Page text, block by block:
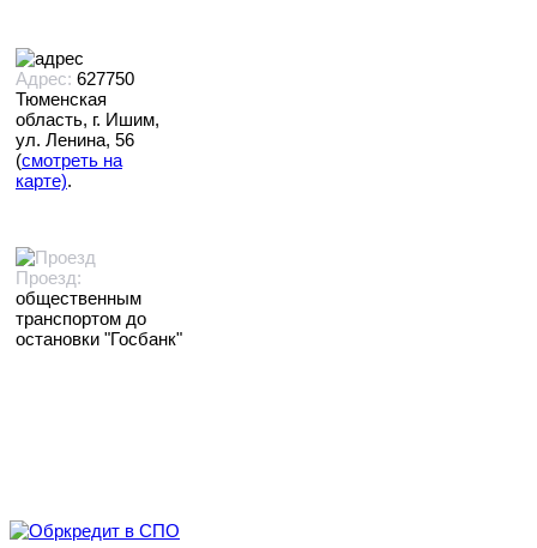
Адрес: 627750
Тюменская
область, г. Ишим,
ул. Ленина, 56
(смотреть на
карте).
Проезд:
общественным
транспортом до
остановки "Госбанк"